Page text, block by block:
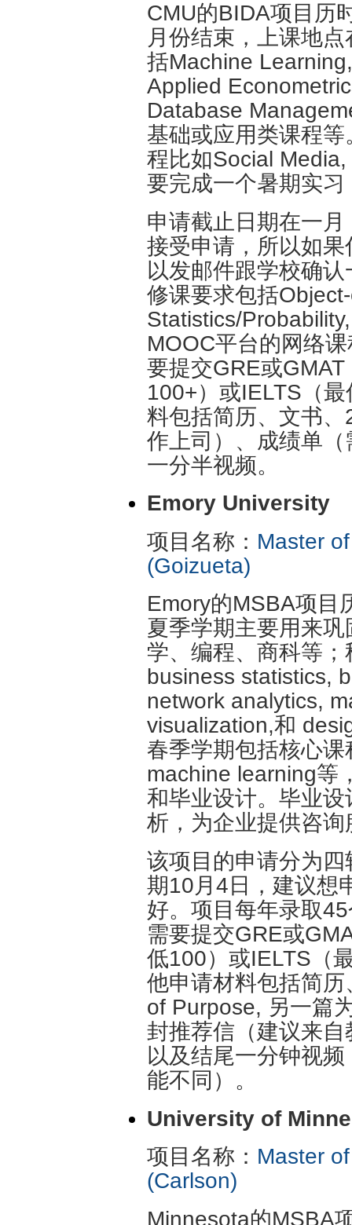
CMU的BIDA项目历
月份结束，上课地
括Machine
Applied
Database
基础或应用类课程
程比如Social
要完成一个暑期实
申请截止日期在一
接受申请，所以如
以发邮件跟学校确
修课要求包括
Statistics/
MOOC平台的网络
要提交GRE或
100+）或IELTS（
料包括简历、文书
作上司）、成绩单
一分半视频。
Emory University
项目名称： Master
(Goizueta)
Emory的MSBA项目
夏季学期主要用来
学、编程、商科等
business statistics,
network analytics,
visualization,和
春季学期包括核心
machine learning等
和毕业设计。毕业
析，为企业提供咨询
该项目的申请分为
期10月4日，建议想
好。项目每年录取
需要提交GRE或
低100）或IELTS（
他申请材料包括简
of Purpose, 另一篇
封推荐信（建议来
以及结尾一分钟视
能不同）。
University of
项目名称： Master
(Carlson)
Minnesota的MSBA